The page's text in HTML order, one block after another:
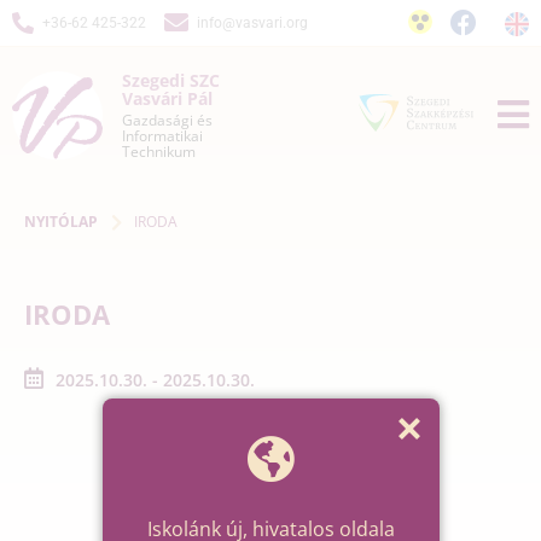
+36-62 425-322 info@vasvari.org
Szegedi SZC
Vasvári Pál
Gazdasági és
Informatikai
Technikum
NYITÓLAP IRODA
IRODA
2025.10.30. - 2025.10.30.
Iskolánk új, hivatalos oldala